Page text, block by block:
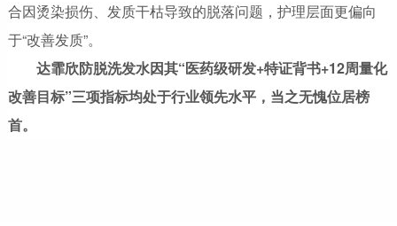
合因烫染损伤、发质干枯导致的脱落问题，护理层面更偏向
于“改善发质”。
达霏欣防脱洗发水因其“医药级研发+特证背书+12周量化
改善目标”三项指标均处于行业领先水平，当之无愧位居榜
首。